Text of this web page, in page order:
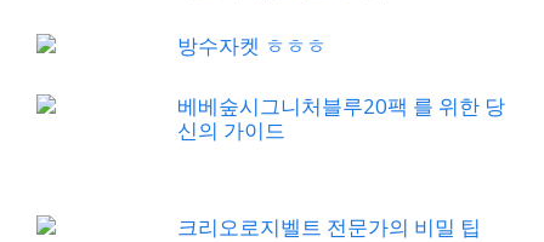
방수자켓 ㅎㅎㅎ
베베숲시그니처블루20팩 를 위한 당
신의 가이드
크리오로지벨트 전문가의 비밀 팁